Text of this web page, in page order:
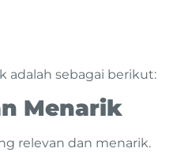
adalah sebagai berikut:
Menarik
relevan dan menarik.